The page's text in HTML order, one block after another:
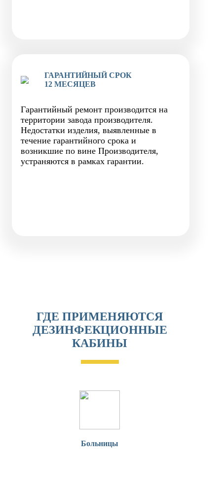
ГАРАНТИЙНЫЙ СРОК
12 МЕСЯЦЕВ
Гарантийный ремонт производится на
территории завода производителя.
Недостатки изделия, выявленные в
течение гарантийного срока и
возникшие по вине Производителя,
устраняются в рамках гарантии.
ГДЕ ПРИМЕНЯЮТСЯ
ДЕЗИНФЕКЦИОННЫЕ
КАБИНЫ
Больницы